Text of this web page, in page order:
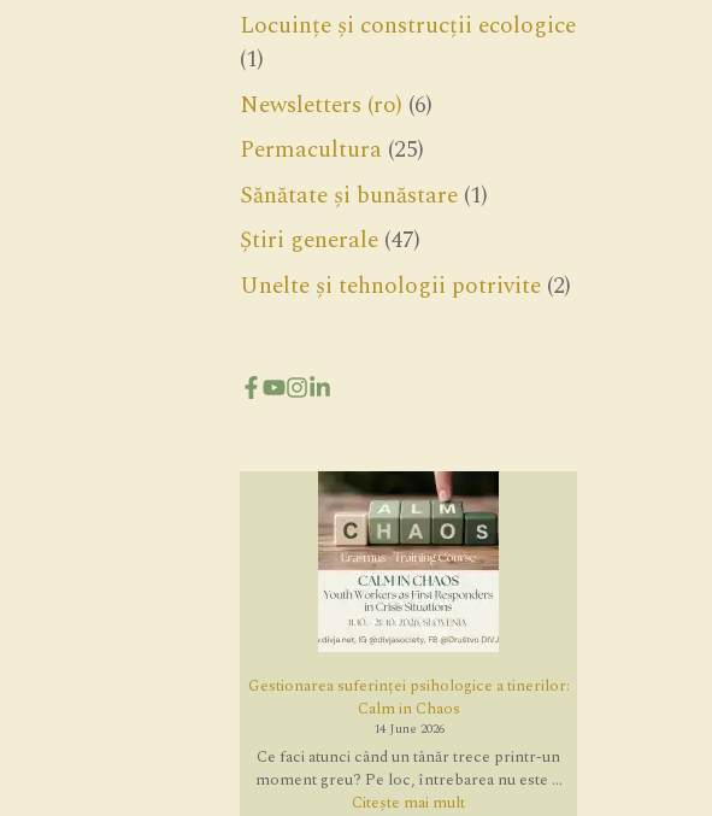
Locuințe și construcții ecologice
(1)
Newsletters (ro) (6)
Permacultura (25)
Sănătate și bunăstare (1)
Știri generale (47)
Unelte și tehnologii potrivite (2)
Gestionarea suferinței psihologice a tinerilor:
Calm in Chaos
14 June 2026
Ce faci atunci când un tânăr trece printr-un
moment greu? Pe loc, întrebarea nu este ...
Citește mai mult